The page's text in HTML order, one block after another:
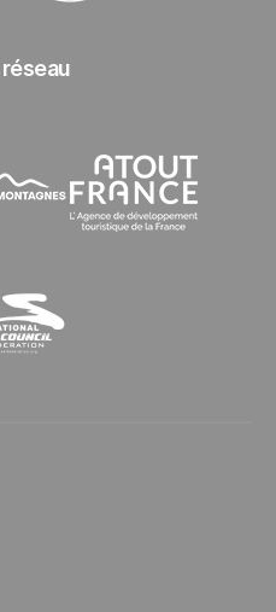
France MontagnesAtout France
National Ski Council